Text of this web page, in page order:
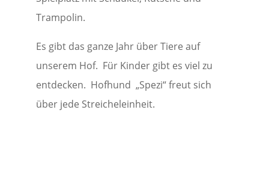
Trampolin.
Es gibt das ganze Jahr über Tiere auf
unserem Hof. Für Kinder gibt es viel zu
entdecken. Hofhund „Spezi“ freut sich
über jede Streicheleinheit.